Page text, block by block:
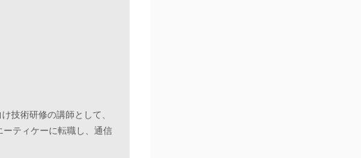
技術研修の講師として、
ティケーに転職し、通信